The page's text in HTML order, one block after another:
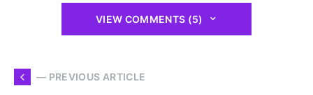
VIEW COMMENTS (5)
— PREVIOUS ARTICLE